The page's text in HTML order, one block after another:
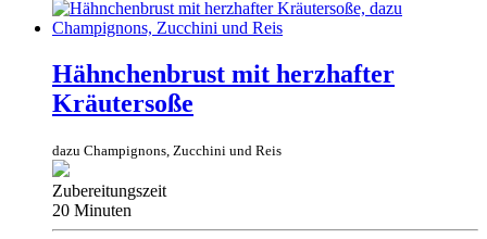
Hähnchenbrust mit herzhafter
Kräutersoße
dazu Champignons, Zucchini und Reis
Zubereitungszeit
20 Minuten